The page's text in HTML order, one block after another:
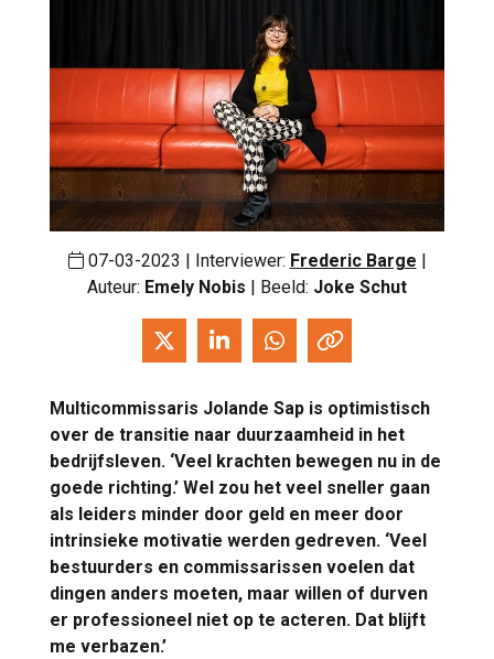
07-03-2023 | Interviewer: Frederic Barge |
Auteur: Emely Nobis | Beeld: Joke Schut
Multicommissaris Jolande Sap is optimistisch
over de transitie naar duurzaamheid in het
bedrijfsleven. ‘Veel krachten bewegen nu in de
goede richting.’ Wel zou het veel sneller gaan
als leiders minder door geld en meer door
intrinsieke motivatie werden gedreven. ‘Veel
bestuurders en commissarissen voelen dat
dingen anders moeten, maar willen of durven
er professioneel niet op te acteren. Dat blijft
me verbazen.’